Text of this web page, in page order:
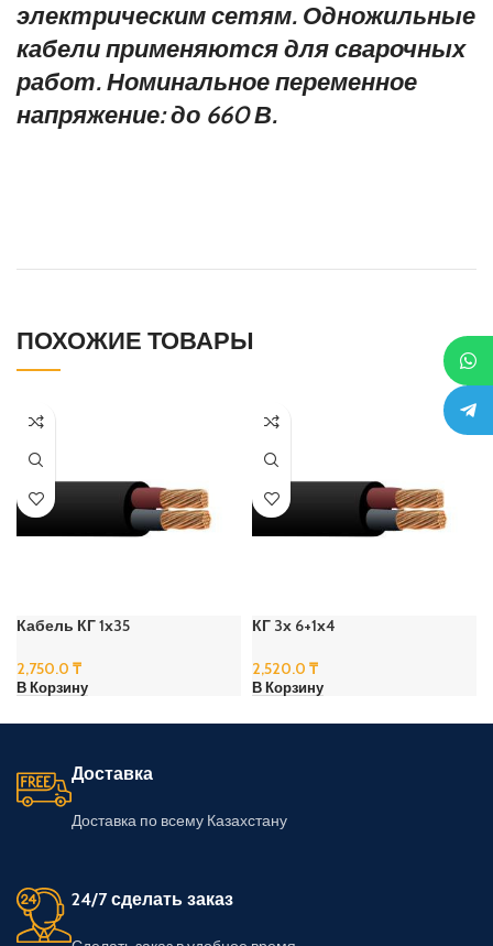
электрическим сетям. Одножильные
кабели применяются для сварочных
работ. Номинальное переменное
напряжение: до 660 В.
ПОХОЖИЕ ТОВАРЫ
Кабель КГ 1х35
2,750.0 ₸
В Корзину
КГ 3х 6+1х4
2,520.0 ₸
В Корзину
Доставка
Доставка по всему Казахстану
24/7 сделать заказ